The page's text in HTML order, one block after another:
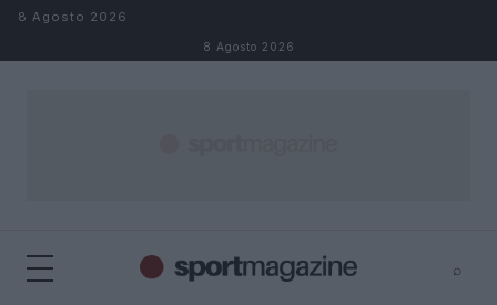
Salta al contenuto
8 Agosto 2026
8 Agosto 2026
⌕